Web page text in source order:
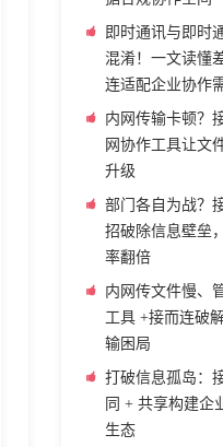
即时通讯与即时
混淆！一文读懂
连适配企业协作
内网传输卡顿？
网协作工具让文
升级
部门各自为战？
招破除信息壁垒
率翻倍
内网传文件慢、
工具 +接而连破
输困局
打破信息孤岛：
同 + 共享构建企
生态